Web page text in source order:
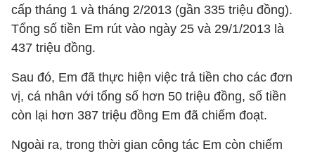
cấp tháng 1 và tháng 2/2013 (gần 335 triệu đồng).
Tổng số tiền Em rút vào ngày 25 và 29/1/2013 là
437 triệu đồng.
Sau đó, Em đã thực hiện việc trả tiền cho các đơn
vị, cá nhân với tổng số hơn 50 triệu đồng, số tiền
còn lại hơn 387 triệu đồng Em đã chiếm đoạt.
Ngoài ra, trong thời gian công tác Em còn chiếm